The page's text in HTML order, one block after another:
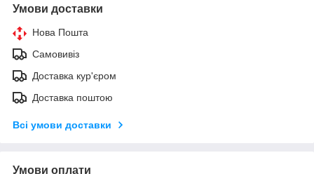
Умови доставки
Нова Пошта
Самовивіз
Доставка кур'єром
Доставка поштою
Всі умови доставки
Умови оплати